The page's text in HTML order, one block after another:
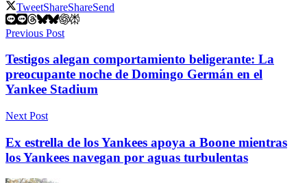
TweetShareShareSend
Previous Post
Testigos alegan comportamiento beligerante: La
preocupante noche de Domingo Germán en el
Yankee Stadium
Next Post
Ex estrella de los Yankees apoya a Boone mientras
los Yankees navegan por aguas turbulentas